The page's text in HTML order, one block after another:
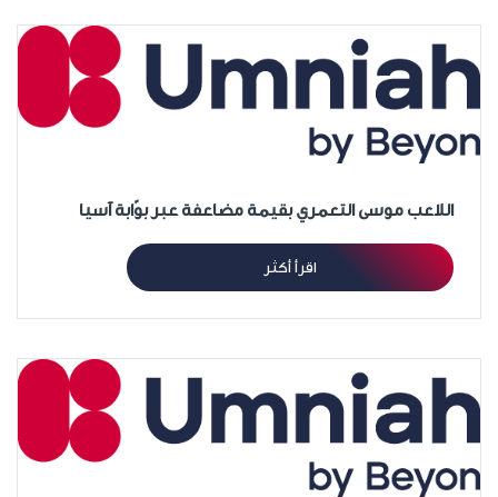
اللاعب موسى التعمري بقيمة مضاعفة عبر بوّابة آسيا
اقرأ أكثر